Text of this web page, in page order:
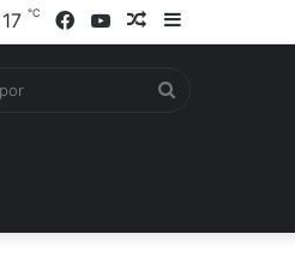
Barra
Artigo
YouTube
Facebook
17 ℃